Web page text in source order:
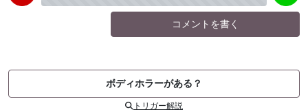
コメントを書く
ボディホラーがある？
トリガー解説